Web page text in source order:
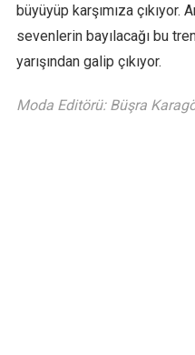
büyüyüp karşımıza çıkıyor.
sevenlerin bayılacağı bu
yarışından galip çıkıyor.
Moda Editörü: Büşra